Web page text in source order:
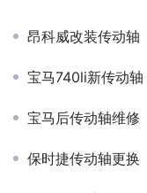
昂科威改装传动轴
宝马740li新传动轴
宝马后传动轴维修
保时捷传动轴更换